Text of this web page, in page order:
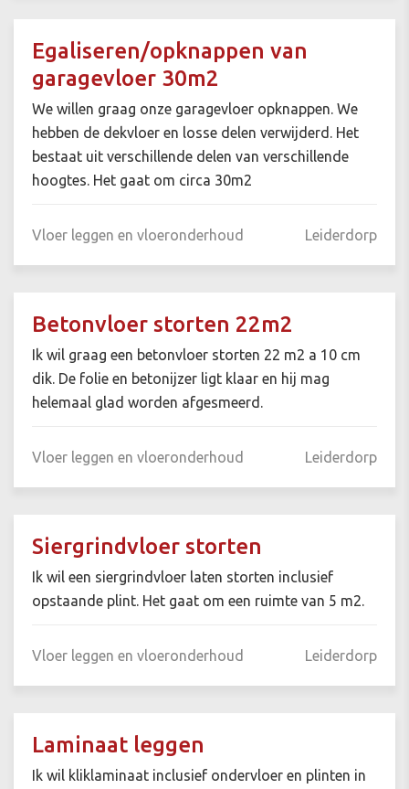
Egaliseren/opknappen van
garagevloer 30m2
We willen graag onze garagevloer opknappen. We
hebben de dekvloer en losse delen verwijderd. Het
bestaat uit verschillende delen van verschillende
hoogtes. Het gaat om circa 30m2
Vloer leggen en vloeronderhoud Leiderdorp
Betonvloer storten 22m2
Ik wil graag een betonvloer storten 22 m2 a 10 cm
dik. De folie en betonijzer ligt klaar en hij mag
helemaal glad worden afgesmeerd.
Vloer leggen en vloeronderhoud Leiderdorp
Siergrindvloer storten
Ik wil een siergrindvloer laten storten inclusief
opstaande plint. Het gaat om een ruimte van 5 m2.
Vloer leggen en vloeronderhoud Leiderdorp
Laminaat leggen
Ik wil kliklaminaat inclusief ondervloer en plinten in